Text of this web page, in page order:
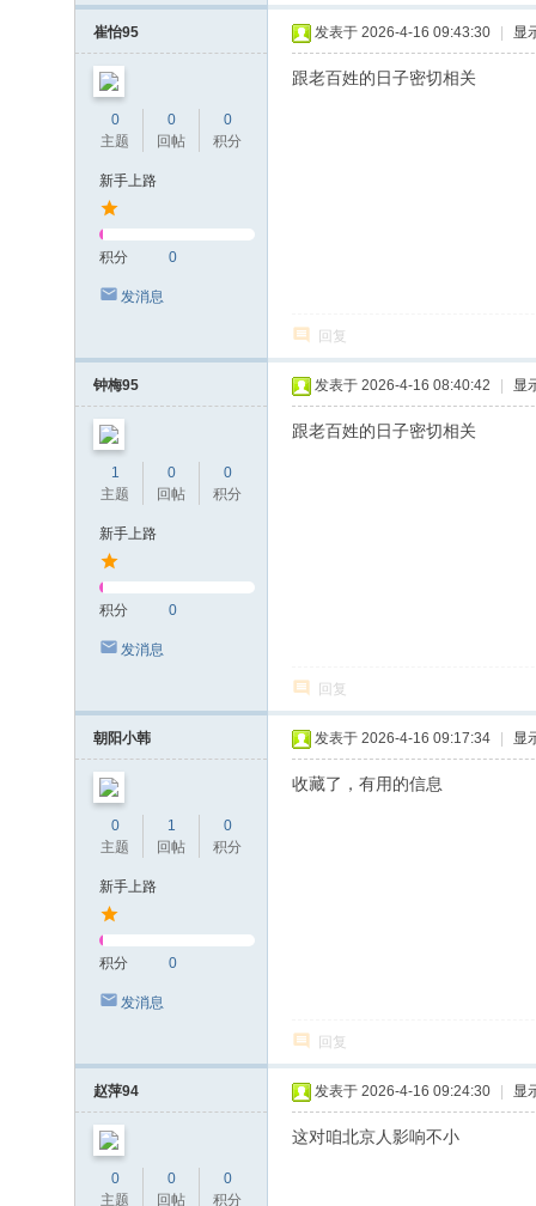
崔怡95
0
主题
0
回帖
0
积分
新手上路
积分 0
发消息
发表于 2026-4-16 09:43:30 显
跟老百姓的日子密切相关
回复
钟梅95
1
主题
0
回帖
0
积分
新手上路
积分 0
发消息
发表于 2026-4-16 08:40:42 显
跟老百姓的日子密切相关
回复
朝阳小韩
0
主题
1
回帖
0
积分
新手上路
积分 0
发消息
发表于 2026-4-16 09:17:34 显
收藏了，有用的信息
回复
赵萍94
0
主题
0
回帖
0
积分
发表于 2026-4-16 09:24:30 显
这对咱北京人影响不小